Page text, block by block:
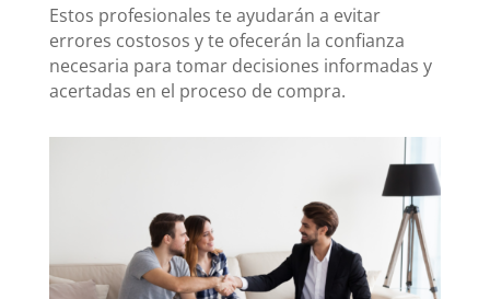
Estos profesionales te ayudarán a evitar
errores costosos y te ofecerán la confianza
necesaria para tomar decisiones informadas y
acertadas en el proceso de compra.